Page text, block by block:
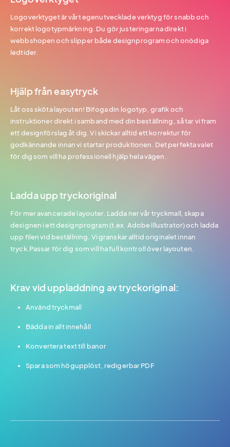
Logoverktyget är vårt egenutvecklade verktyg för snabb och
korrekt logotypmärkning. Du gör justeringarna direkt i
webbshopen och slipper både designprogram och onödiga
ledtider.
Hjälp från easytryck
Låt oss sköta layouten! Bifoga din logotyp, grafik och
instruktioner direkt i samband med din beställning, så tar vi fram
ett designförslag åt dig. Vi skickar alltid ett korrektur för
godkännande innan vi startar produktionen. Det perfekta valet
för dig som vill ha professionell hjälp hela vägen.
Ladda upp tryckoriginal
För mer avancerade layouter. Ladda ner vår tryckmall, skapa
designen i ett designprogram (t.ex. Adobe Illustrator) och ladda
upp filen vid beställning. Vi granskar alltid originalet innan
tryck.Passar för dig som vill ha full kontroll över layouten.
Krav vid uppladdning av tryckoriginal:
Använd tryckmall
Bädda in allt innehåll
Konvertera text till banor
Spara som högupplöst, redigerbar PDF